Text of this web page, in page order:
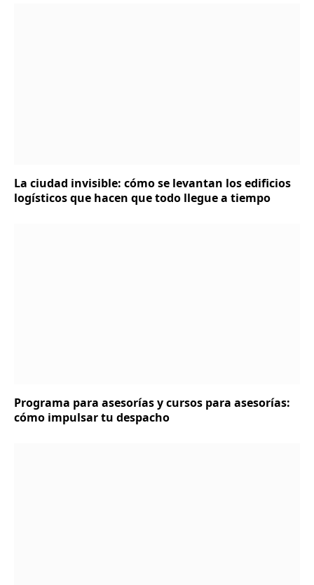
La ciudad invisible: cómo se levantan los edificios
logísticos que hacen que todo llegue a tiempo
Programa para asesorías y cursos para asesorías:
cómo impulsar tu despacho